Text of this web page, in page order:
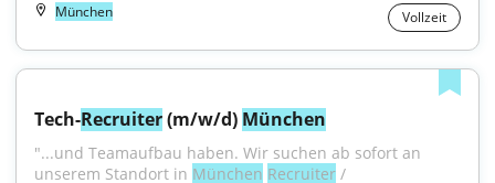
München Vollzeit
Tech-Recruiter (m/w/d) München
"...und Teamaufbau haben. Wir suchen ab sofort an
unserem Standort in München Recruiter /